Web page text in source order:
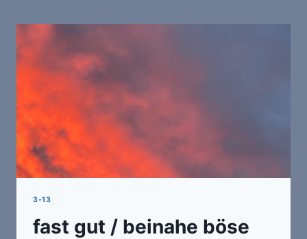
3-13
fast gut / beinahe böse